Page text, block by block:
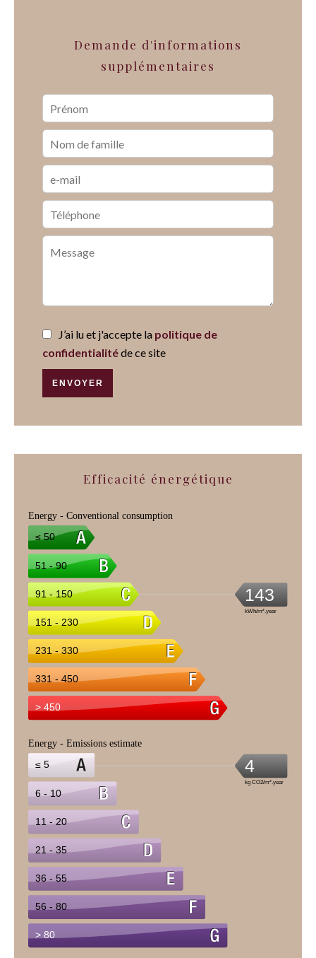
Demande d'informations
supplémentaires
J’ai lu et j'accepte la politique de
confidentialitéde ce site
ENVOYER
Efficacité énergétique